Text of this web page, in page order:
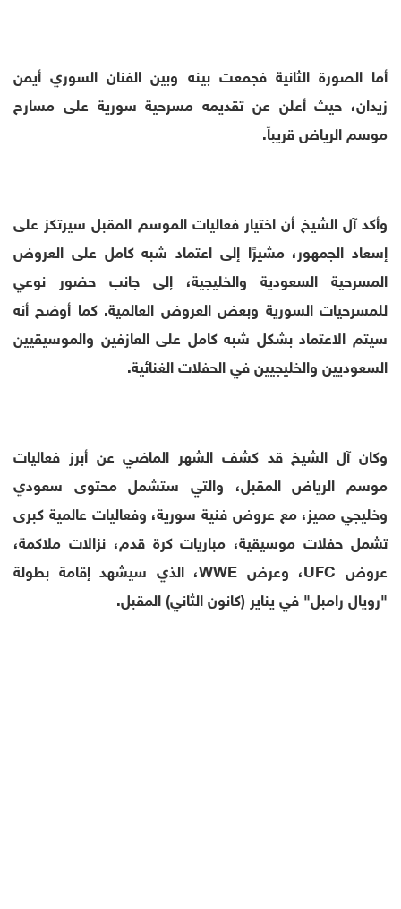
أما الصورة الثانية فجمعت بينه وبين الفنان السوري أيمن
زيدان، حيث أعلن عن تقديمه مسرحية سورية على مسارح
موسم الرياض قريباً.
وأكد آل الشيخ أن اختيار فعاليات الموسم المقبل سيرتكز على
إسعاد الجمهور، مشيرًا إلى اعتماد شبه كامل على العروض
المسرحية السعودية والخليجية، إلى جانب حضور نوعي
للمسرحيات السورية وبعض العروض العالمية. كما أوضح أنه
سيتم الاعتماد بشكل شبه كامل على العازفين والموسيقيين
السعوديين والخليجيين في الحفلات الغنائية.
وكان آل الشيخ قد كشف الشهر الماضي عن أبرز فعاليات
موسم الرياض المقبل، والتي ستشمل محتوى سعودي
وخليجي مميز، مع عروض فنية سورية، وفعاليات عالمية كبرى
تشمل حفلات موسيقية، مباريات كرة قدم، نزالات ملاكمة،
عروض UFC، وعرض WWE، الذي سيشهد إقامة بطولة
"رويال رامبل" في يناير (كانون الثاني) المقبل.